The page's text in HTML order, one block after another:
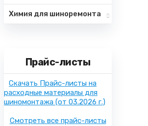
Химия для шиноремонта
Прайс-листы
Скачать Прайс-листы на
расходные материалы для
шиномонтажа (от 03.2026 г.)
Смотреть все прайс-листы